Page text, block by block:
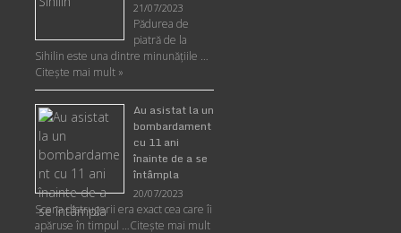
21/07/2023
Pădurea de
piatră de la
Sihilin este una dintre minunăţiile …
Citește mai mult »
Au asistat la un
bombardament
cu 11 ani
înainte de a se
întâmpla
20/07/2023
Scena distrugerii era exact cea care îi
apăruse în timpul …Citește mai mult